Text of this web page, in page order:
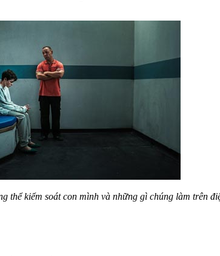
thể kiểm soát con mình và những gì chúng làm trên